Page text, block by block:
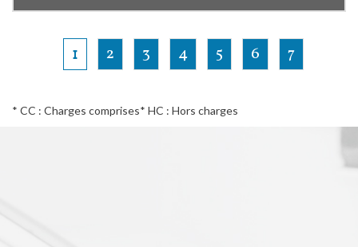
1 2 3 4 5 6 7
* CC : Charges comprises* HC : Hors charges